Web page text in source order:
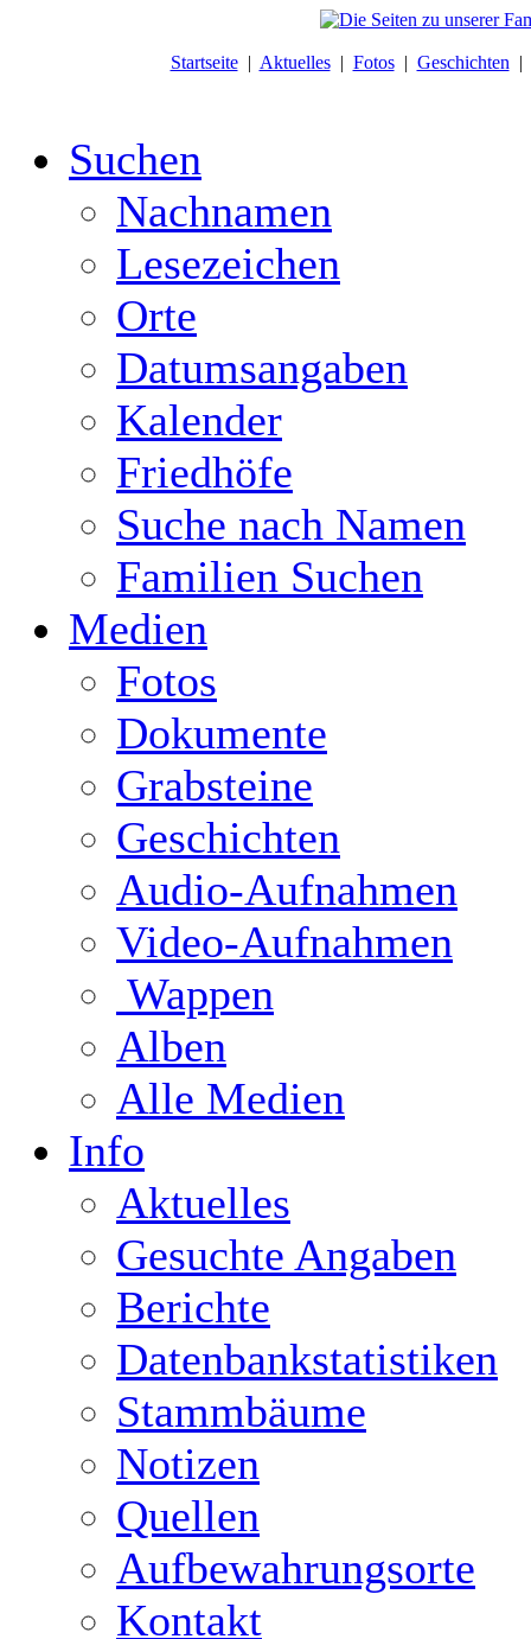
Startseite| Aktuelles| Fotos| Geschichten |
Suchen
Nachnamen
Lesezeichen
Orte
Datumsangaben
Kalender
Friedhöfe
Suche nach Namen
Familien Suchen
Medien
Fotos
Dokumente
Grabsteine
Geschichten
Audio-Aufnahmen
Video-Aufnahmen
Wappen
Alben
Alle Medien
Info
Aktuelles
Gesuchte Angaben
Berichte
Datenbankstatistiken
Stammbäume
Notizen
Quellen
Aufbewahrungsorte
Kontakt